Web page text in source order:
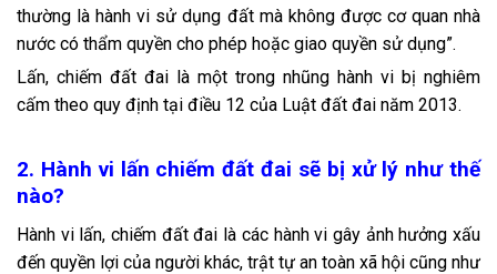
thường là hành vi sử dụng đất mà không được cơ quan nhà
nước có thẩm quyền cho phép hoặc giao quyền sử dụng”.
Lấn, chiếm đất đai là một trong nhũng hành vi bị nghiêm
cấm theo quy định tại điều 12 của Luật đất đai năm 2013.
2. Hành vi lấn chiếm đất đai sẽ bị xử lý như thế
nào?
Hành vi lấn, chiếm đất đai là các hành vi gây ảnh hưởng xấu
đến quyền lợi của người khác, trật tự an toàn xã hội cũng như